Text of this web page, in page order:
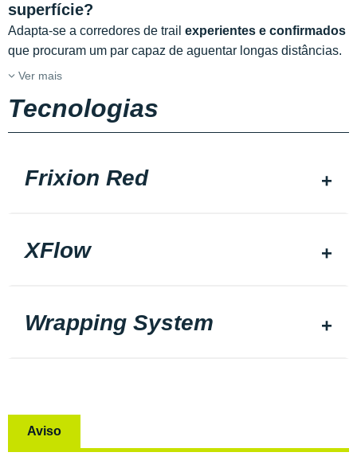
superfície?
Adapta-se a corredores de trail experientes e confirmados
que procuram um par capaz de aguentar longas distâncias.
Ver mais
Tecnologias
Frixion Red
XFlow
Wrapping System
Aviso